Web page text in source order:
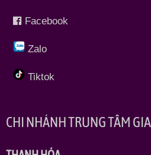
Facebook
Zalo
Tiktok
CHI NHÁNH TRUNG TÂM